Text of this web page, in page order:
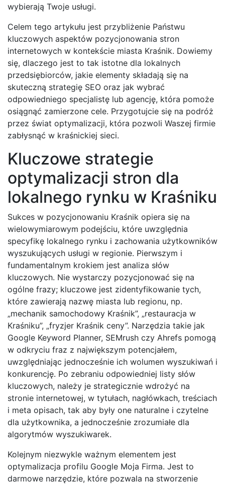
wybierają Twoje usługi.
Celem tego artykułu jest przybliżenie Państwu
kluczowych aspektów pozycjonowania stron
internetowych w kontekście miasta Kraśnik. Dowiemy
się, dlaczego jest to tak istotne dla lokalnych
przedsiębiorców, jakie elementy składają się na
skuteczną strategię SEO oraz jak wybrać
odpowiedniego specjalistę lub agencję, która pomoże
osiągnąć zamierzone cele. Przygotujcie się na podróż
przez świat optymalizacji, która pozwoli Waszej firmie
zabłysnąć w kraśnickiej sieci.
Kluczowe strategie
optymalizacji stron dla
lokalnego rynku w Kraśniku
Sukces w pozycjonowaniu Kraśnik opiera się na
wielowymiarowym podejściu, które uwzględnia
specyfikę lokalnego rynku i zachowania użytkowników
wyszukujących usługi w regionie. Pierwszym i
fundamentalnym krokiem jest analiza słów
kluczowych. Nie wystarczy pozycjonować się na
ogólne frazy; kluczowe jest zidentyfikowanie tych,
które zawierają nazwę miasta lub regionu, np.
„mechanik samochodowy Kraśnik”, „restauracja w
Kraśniku”, „fryzjer Kraśnik ceny”. Narzędzia takie jak
Google Keyword Planner, SEMrush czy Ahrefs pomogą
w odkryciu fraz z największym potencjałem,
uwzględniając jednocześnie ich wolumen wyszukiwań i
konkurencję. Po zebraniu odpowiedniej listy słów
kluczowych, należy je strategicznie wdrożyć na
stronie internetowej, w tytułach, nagłówkach, treściach
i meta opisach, tak aby były one naturalne i czytelne
dla użytkownika, a jednocześnie zrozumiałe dla
algorytmów wyszukiwarek.
Kolejnym niezwykle ważnym elementem jest
optymalizacja profilu Google Moja Firma. Jest to
darmowe narzędzie, które pozwala na stworzenie